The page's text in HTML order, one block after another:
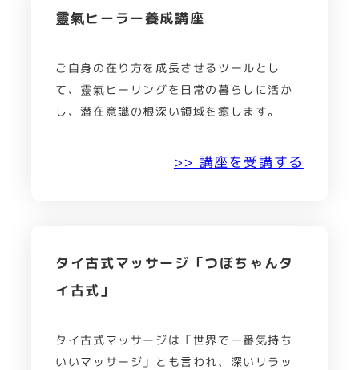
靈氣ヒーラー養成講座
ご自身の在り方を成長させるツールとし
て、靈氣ヒーリングを日常の暮らしに活か
し、潜在意識の根深い領域を癒します。
>> 講座を受講する
タイ古式マッサージ「つぼちゃんタ
イ古式」
タイ古式マッサージは「世界で一番気持ち
いいマッサージ」とも言われ、深いリラッ